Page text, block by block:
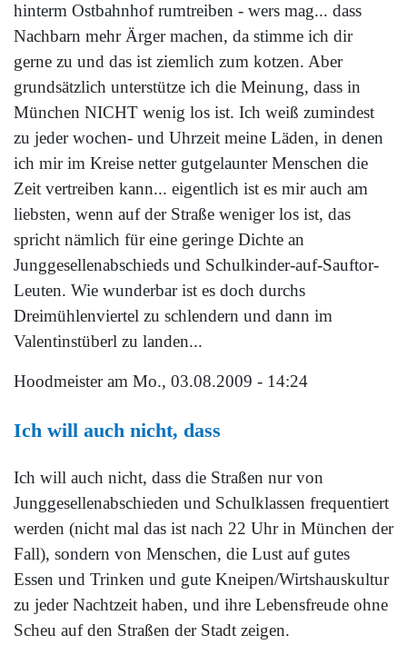
hinterm Ostbahnhof rumtreiben - wers mag... dass
Nachbarn mehr Ärger machen, da stimme ich dir
gerne zu und das ist ziemlich zum kotzen. Aber
grundsätzlich unterstütze ich die Meinung, dass in
München NICHT wenig los ist. Ich weiß zumindest
zu jeder wochen- und Uhrzeit meine Läden, in denen
ich mir im Kreise netter gutgelaunter Menschen die
Zeit vertreiben kann... eigentlich ist es mir auch am
liebsten, wenn auf der Straße weniger los ist, das
spricht nämlich für eine geringe Dichte an
Junggesellenabschieds und Schulkinder-auf-Sauftor-
Leuten. Wie wunderbar ist es doch durchs
Dreimühlenviertel zu schlendern und dann im
Valentinstüberl zu landen...
Hoodmeisteram Mo., 03.08.2009 - 14:24
Ich will auch nicht, dass
Ich will auch nicht, dass die Straßen nur von
Junggesellenabschieden und Schulklassen frequentiert
werden (nicht mal das ist nach 22 Uhr in München der
Fall), sondern von Menschen, die Lust auf gutes
Essen und Trinken und gute Kneipen/Wirtshauskultur
zu jeder Nachtzeit haben, und ihre Lebensfreude ohne
Scheu auf den Straßen der Stadt zeigen.